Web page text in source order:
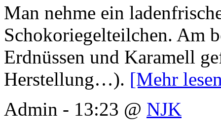
Man nehme ein
Schokoriegelteilchen. Am
Erdnüssen und Karamell
Herstellung…). [Mehr
Admin - 13:23 @ NJK